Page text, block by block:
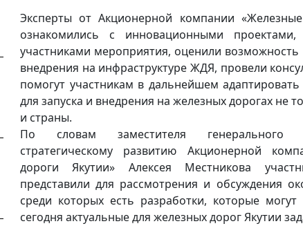
Эксперты от Акционерной компании
ознакомились с инновационными
участниками мероприятия, оценили
внедрения на инфраструктуре ЖДЯ, провели
помогут участникам в дальнейшем адаптировать
для запуска и внедрения на железных дорогах не
и страны.
По словам заместителя генерального
стратегическому развитию Акционерной
дороги Якутии» Алексея Местникова
представили для рассмотрения и обсуждения
среди которых есть разработки, которые
сегодня актуальные для железных дорог Якутии